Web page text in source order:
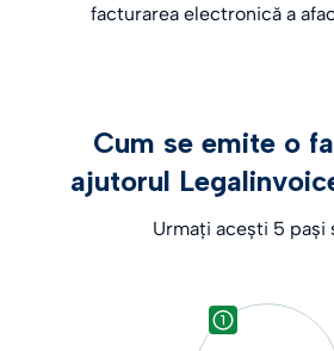
facturarea electronică a
Cum se emite o
ajutorul
Urmați acești 5 pași